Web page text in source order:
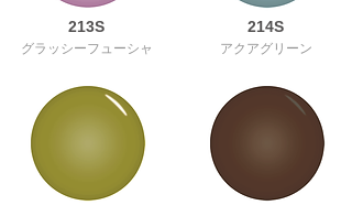
213S
グラッシーフューシャ
214S
アクアグリーン